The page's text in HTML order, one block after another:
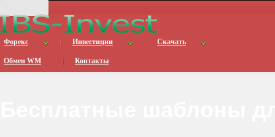
Форекс Инвестиции Скачать
Обмен WM Контакты